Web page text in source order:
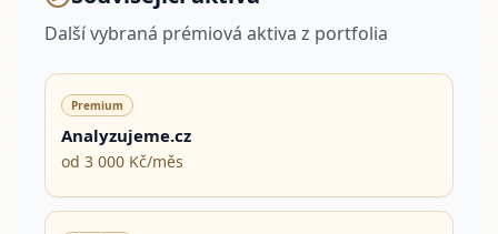
Další vybraná prémiová aktiva z portfolia
Premium
Analyzujeme.cz
od 3 000 Kč/měs